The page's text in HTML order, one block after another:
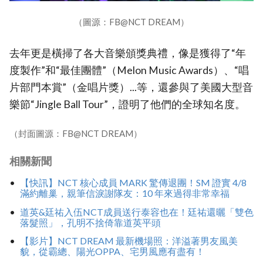
（圖源：FB@NCT DREAM）
去年更是橫掃了各大音樂頒獎典禮，像是獲得了“年
度製作”和“最佳團體”（Melon Music Awards）、“唱
片部門本賞”（金唱片獎）...等，還參與了美國大型音
樂節“Jingle Ball Tour”，證明了他們的全球知名度。
（封面圖源：FB@NCT DREAM）
相關新聞
【快訊】NCT 核心成員 MARK 驚傳退團！SM 證實 4/8
滿約離巢，親筆信淚謝隊友：10 年來過得非常幸福
道英&廷祐入伍NCT成員送行泰容也在！廷祐還曬「雙色
落髮照」，孔明不捨倚靠道英平頭
【影片】NCT DREAM 最新機場照：洋溢著男友風美
貌，從霸總、陽光OPPA、宅男風應有盡有！